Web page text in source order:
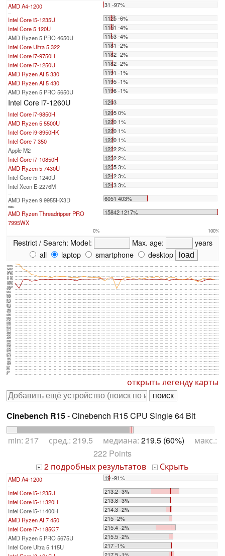
AMD A4-1200 31 -97%
...
Intel Core i5-1235U
1125 -6%
Intel Core 5 120U
1151 -4%
AMD Ryzen 5 PRO 4650U
1153 -4%
Intel Core Ultra 5 322
1181 -2%
Intel Core i7-9750H
1182 -2%
Intel Core i7-1250U
1182 -2%
AMD Ryzen AI 5 330
1191 -1%
AMD Ryzen AI 5 430
1195 -1%
AMD Ryzen 5 PRO 5650U
1196 -1%
Intel Core i7-1260U
1203
Intel Core i7-9850H
1205 0%
AMD Ryzen 5 5500U
1220 1%
Intel Core i9-8950HK
1220 1%
Intel Core 7 350
1220 1%
Apple M2
1222 2%
Intel Core i7-10850H
1232 2%
AMD Ryzen 5 7430U
1235 3%
Intel Core i5-1240U
1242 3%
Intel Xeon E-2276M
1243 3%
...
AMD Ryzen 9 9955HX3D 6051 403%
max:
AMD Ryzen Threadripper PRO
7995WX
15842 1217%
0% 100%
Restrict / Search: Model: Max. age:
years
all
laptop smartphone desktop
0
30
60
90
120
150
180
210
240
270
300
330
360
390
420
450
480
510
540
570
600
630
660
690
720
750
780
810
840
870
900
930
960
990
1020
1050
1080
1110
1140
1170
1200
1230
1260
открыть легенду карты
Cinebench R15- Cinebench R15 CPU Single 64 Bit
min: 217 сред.: 219.5 медиана: 219.5 (60%) макс.:
222 Points
+ 2 подробных результатов - Скрыть
AMD A4-1200 19 -91%
...
Intel Core i5-1235U
213.2 -3%
Intel Core i5-11320H
213.8 -3%
Intel Core i5-11400H
214.3 -2%
AMD Ryzen AI 7 450
215 -2%
Intel Core i7-1185G7
215.4 -2%
AMD Ryzen 5 PRO 5675U
215.5 -2%
Intel Core Ultra 5 115U
217 -1%